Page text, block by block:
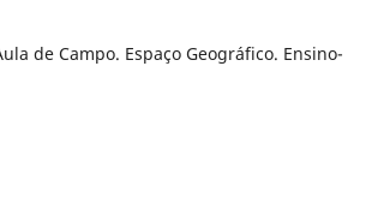
de Campo. Espaço Geográfico. Ensino-